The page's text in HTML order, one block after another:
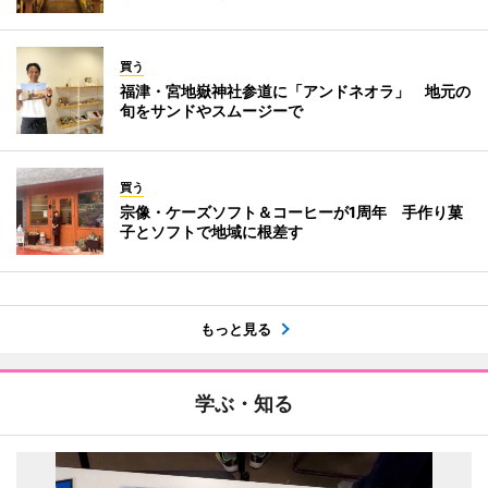
買う
福津・宮地嶽神社参道に「アンドネオラ」 地元の
旬をサンドやスムージーで
買う
宗像・ケーズソフト＆コーヒーが1周年 手作り菓
子とソフトで地域に根差す
もっと見る
学ぶ・知る